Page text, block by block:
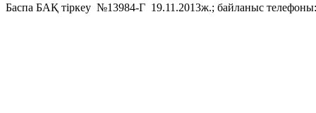
Баспа БАҚ тіркеу №13984-Г 19.11.2013ж.; байланыс